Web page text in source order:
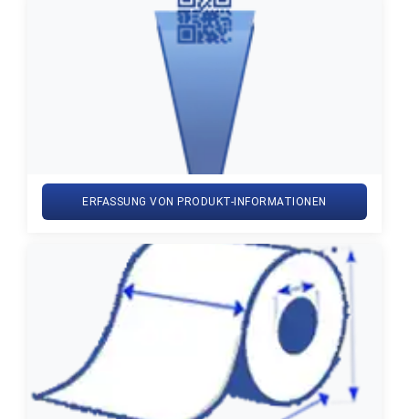
ERFASSUNG VON PRODUKT-INFORMATIONEN